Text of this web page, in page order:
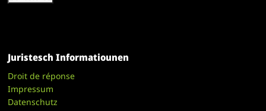
Juristesch Informatiounen
Droit de réponse
Impressum
Datenschutz